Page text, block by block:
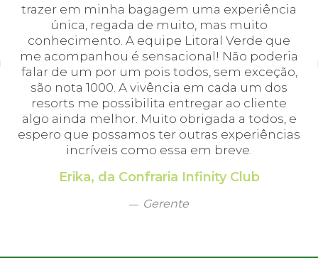
trazer em minha bagagem uma experiência
única, regada de muito, mas muito
conhecimento. A equipe Litoral Verde que
me acompanhou é sensacional! Não poderia
falar de um por um pois todos, sem exceção,
são nota 1000. A vivência em cada um dos
resorts me possibilita entregar ao cliente
algo ainda melhor. Muito obrigada a todos, e
espero que possamos ter outras experiências
incríveis como essa em breve.
Erika, da Confraria Infinity Club
Gerente